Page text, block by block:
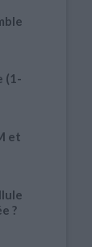
(1-
et
?